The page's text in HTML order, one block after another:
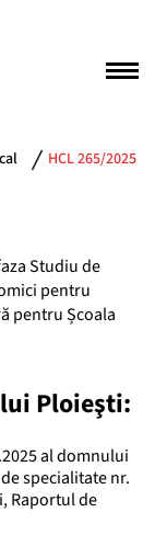
HCL 265/2025
Studiu de
pentru
pentru Școala
Ploieşti:
al domnului
specialitate nr.
Raportul de